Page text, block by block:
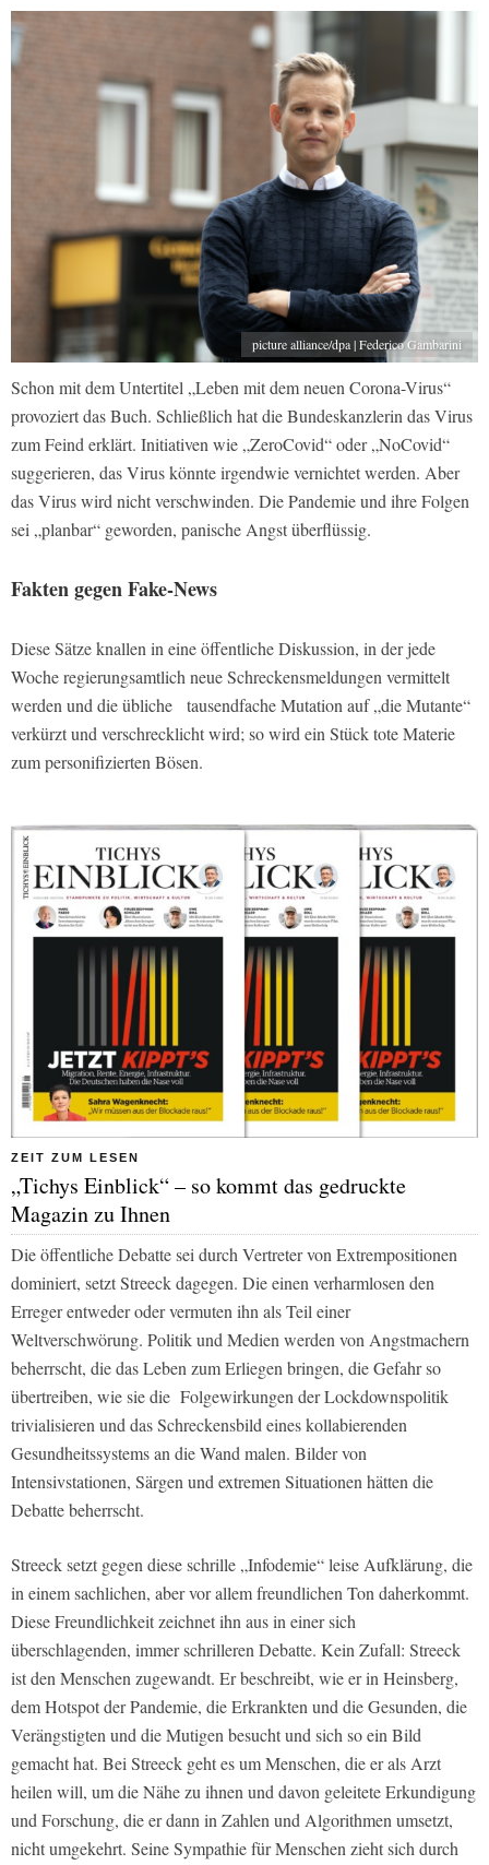
picture alliance/dpa | Federico Gambarini
Schon mit dem Untertitel „Leben mit dem neuen Corona-Virus“
provoziert das Buch. Schließlich hat die Bundeskanzlerin das Virus
zum Feind erklärt. Initiativen wie „ZeroCovid“ oder „NoCovid“
suggerieren, das Virus könnte irgendwie vernichtet werden. Aber
das Virus wird nicht verschwinden. Die Pandemie und ihre Folgen
sei „planbar“ geworden, panische Angst überflüssig.
Fakten gegen Fake-News
Diese Sätze knallen in eine öffentliche Diskussion, in der jede
Woche regierungsamtlich neue Schreckensmeldungen vermittelt
werden und die übliche tausendfache Mutation auf „die Mutante“
verkürzt und verschrecklicht wird; so wird ein Stück tote Materie
zum personifizierten Bösen.
ZEIT ZUM LESEN
„Tichys Einblick“ – so kommt das gedruckte
Magazin zu Ihnen
Die öffentliche Debatte sei durch Vertreter von Extrempositionen
dominiert, setzt Streeck dagegen. Die einen verharmlosen den
Erreger entweder oder vermuten ihn als Teil einer
Weltverschwörung. Politik und Medien werden von Angstmachern
beherrscht, die das Leben zum Erliegen bringen, die Gefahr so
übertreiben, wie sie die Folgewirkungen der Lockdownspolitik
trivialisieren und das Schreckensbild eines kollabierenden
Gesundheitssystems an die Wand malen. Bilder von
Intensivstationen, Särgen und extremen Situationen hätten die
Debatte beherrscht.
Streeck setzt gegen diese schrille „Infodemie“ leise Aufklärung, die
in einem sachlichen, aber vor allem freundlichen Ton daherkommt.
Diese Freundlichkeit zeichnet ihn aus in einer sich
überschlagenden, immer schrilleren Debatte. Kein Zufall: Streeck
ist den Menschen zugewandt. Er beschreibt, wie er in Heinsberg,
dem Hotspot der Pandemie, die Erkrankten und die Gesunden, die
Verängstigten und die Mutigen besucht und sich so ein Bild
gemacht hat. Bei Streeck geht es um Menschen, die er als Arzt
heilen will, um die Nähe zu ihnen und davon geleitete Erkundigung
und Forschung, die er dann in Zahlen und Algorithmen umsetzt,
nicht umgekehrt. Seine Sympathie für Menschen zieht sich durch